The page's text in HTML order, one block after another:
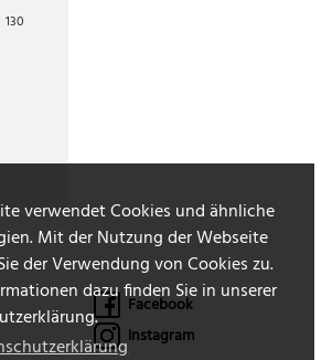
verwendet Cookies und ähnliche
Mit der Nutzung der Webseite
der Verwendung von Cookies zu.
dazu finden Sie in unserer
Facebook
Instagram